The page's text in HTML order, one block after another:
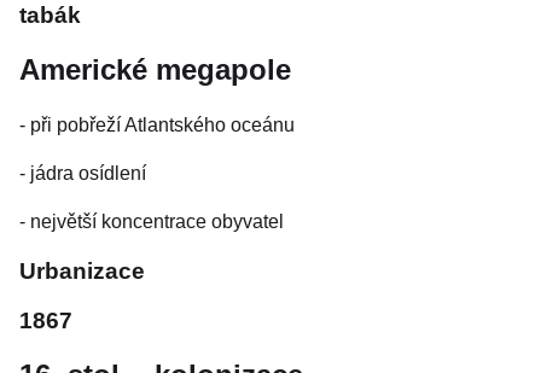
tabák
Americké megapole
- při pobřeží Atlantského oceánu
- jádra osídlení
- největší koncentrace obyvatel
Urbanizace
1867